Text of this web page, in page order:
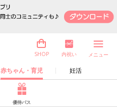
赤ちゃん・育児 妊活
SHOP 内祝い メニュー
優待パス